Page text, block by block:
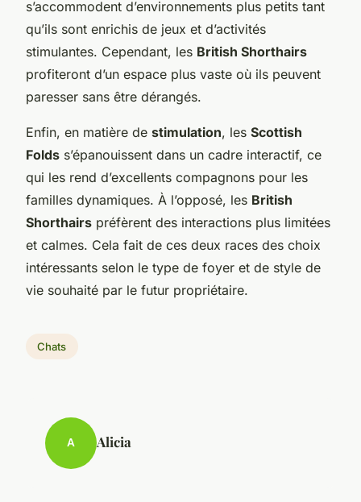
s’accommodent d’environnements plus petits tant
qu’ils sont enrichis de jeux et d’activités
stimulantes. Cependant, les British Shorthairs
profiteront d’un espace plus vaste où ils peuvent
paresser sans être dérangés.
Enfin, en matière de stimulation, les Scottish
Folds s’épanouissent dans un cadre interactif, ce
qui les rend d’excellents compagnons pour les
familles dynamiques. À l’opposé, les British
Shorthairs préfèrent des interactions plus limitées
et calmes. Cela fait de ces deux races des choix
intéressants selon le type de foyer et de style de
vie souhaité par le futur propriétaire.
Chats
A Alicia